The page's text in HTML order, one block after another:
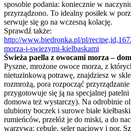
sposobie podania: koniecznie w
przyrządzono. To idealny posiłek w
serwuje się go na wczesną kolację.
Sprawdź także:
http://www.biedronka.pl/pl/
morza-i-swiezymi-kielbaskami
Świeża paella z owocami morza –
Pyszne, mrożone owoce morza, z
nietuzinkową potrawę, znajdziesz w
rozmrożą, pora rozpocząć
przygotowuje się ją na specjalnej
domowa też wystarczy). Na odrobinie
ulubiony boczek i surowe białe
rumieńców, przełóż je do miski, a do
warzywa: cebulę, seler naciowy i por.